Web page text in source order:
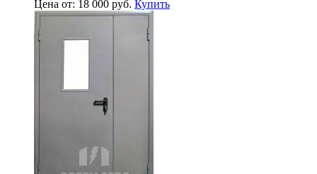
Цена от: 18 000 руб. Купить